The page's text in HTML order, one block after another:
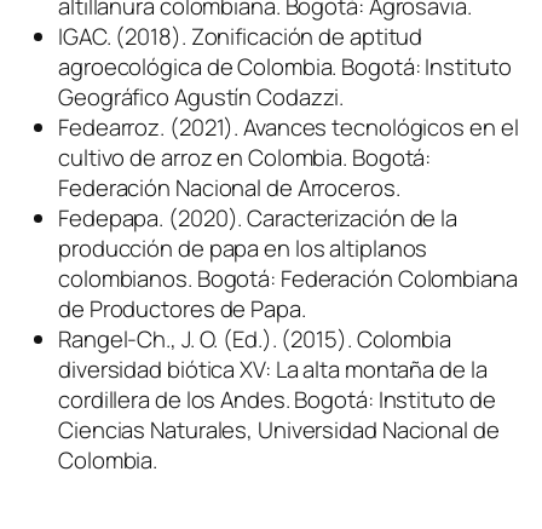
altillanura colombiana. Bogotá: Agrosavia.
IGAC. (2018). Zonificación de aptitud
agroecológica de Colombia. Bogotá: Instituto
Geográfico Agustín Codazzi.
Fedearroz. (2021). Avances tecnológicos en el
cultivo de arroz en Colombia. Bogotá:
Federación Nacional de Arroceros.
Fedepapa. (2020). Caracterización de la
producción de papa en los altiplanos
colombianos. Bogotá: Federación Colombiana
de Productores de Papa.
Rangel-Ch., J. O. (Ed.). (2015). Colombia
diversidad biótica XV: La alta montaña de la
cordillera de los Andes. Bogotá: Instituto de
Ciencias Naturales, Universidad Nacional de
Colombia.